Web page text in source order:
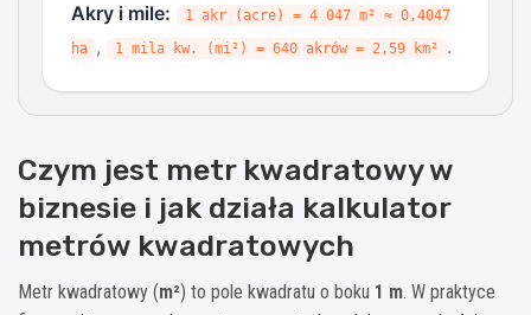
Akry i mile:
1 akr (acre) = 4 047 m² ≈ 0,4047
ha , 1 mila kw. (mi²) = 640 akrów = 2,59 km² .
Czym jest metr kwadratowy w
biznesie i jak działa kalkulator
metrów kwadratowych
Metr kwadratowy (m²) to pole kwadratu o boku 1 m. W praktyce